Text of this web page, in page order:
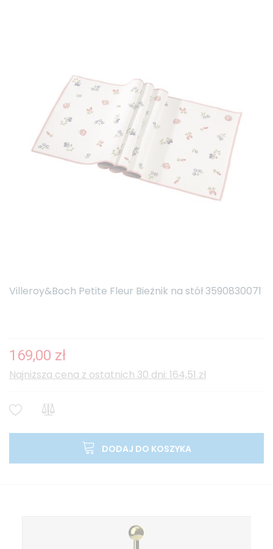
Villeroy&Boch Petite Fleur Bieżnik na stół 3590830071
169,00 zł
Najniższa cena z ostatnich 30 dni: 164,51 zł
DODAJ DO KOSZYKA